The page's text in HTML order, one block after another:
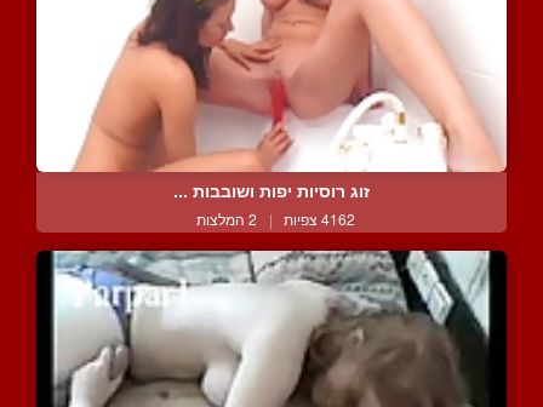
זוג רוסיות יפות ושובבות ...
4162 צפיות | 2 המלצות